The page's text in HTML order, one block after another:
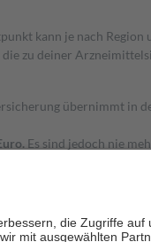
kann je nach Region
zu deiner
übernimmt in
Es sind jedoch nie
Zuzahlungen an bei: